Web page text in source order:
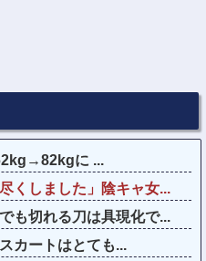
に ...
くしました」陰キャ女...
も切れる刀は具現化で...
カートはとても...